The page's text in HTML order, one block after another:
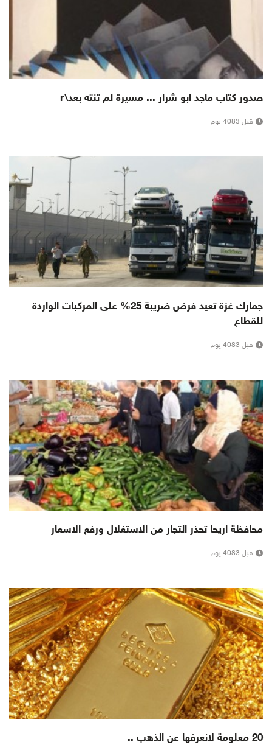
صدور كتاب ماجد ابو شرار ... مسيرة لم تنته بعد\r
قبل 4083 يوم
جمارك غزة تعيد فرض ضريبة 25% على المركبات الواردة
للقطاع
قبل 4083 يوم
محافظة اريحا تحذر التجار من الاستغلال ورفع الاسعار
قبل 4083 يوم
20 معلومة لانعرفها عن الذهب ..